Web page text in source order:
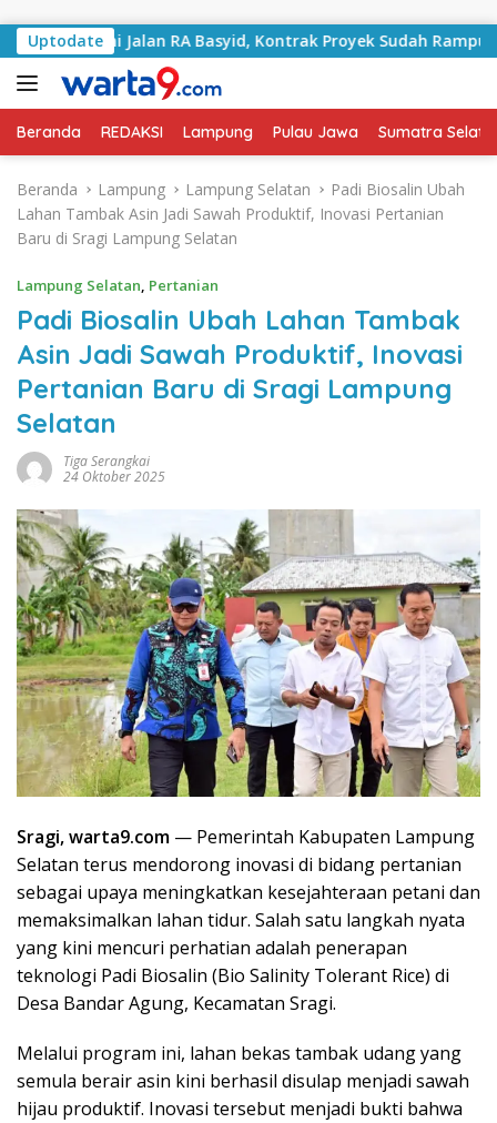
Uptodate
Jalan RA Basyid, Kontrak Proyek Sudah Rampung
Beranda REDAKSI Lampung Pulau Jawa Sumatra
Beranda Lampung Lampung Selatan
Padi Biosalin Ubah
Lahan Tambak Asin Jadi Sawah Produktif, Inovasi Pertanian
Baru di Sragi Lampung Selatan
Lampung Selatan, Pertanian
Padi Biosalin Ubah Lahan Tambak
Asin Jadi Sawah Produktif, Inovasi
Pertanian Baru di Sragi Lampung
Selatan
Tiga Serangkai
24 Oktober 2025
Sragi, warta9.com — Pemerintah Kabupaten Lampung
Selatan terus mendorong inovasi di bidang pertanian
sebagai upaya meningkatkan kesejahteraan petani dan
memaksimalkan lahan tidur. Salah satu langkah nyata
yang kini mencuri perhatian adalah penerapan
teknologi Padi Biosalin (Bio Salinity Tolerant Rice) di
Desa Bandar Agung, Kecamatan Sragi.
Melalui program ini, lahan bekas tambak udang yang
semula berair asin kini berhasil disulap menjadi sawah
hijau produktif. Inovasi tersebut menjadi bukti bahwa